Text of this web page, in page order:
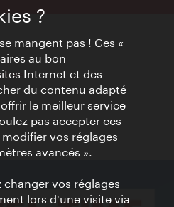
?
mangent pas ! Ces «
au bon
Internet et des
du contenu adapté
le meilleur service
pas accepter ces
vos réglages
avancés ».
vos réglages
lors d'une visite via